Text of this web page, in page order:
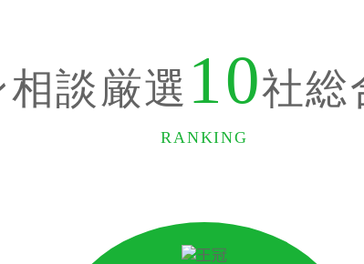
談厳選 10社総
RANKING